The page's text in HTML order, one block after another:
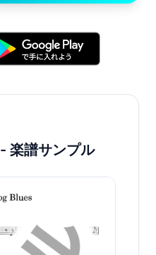
- 楽譜サンプル